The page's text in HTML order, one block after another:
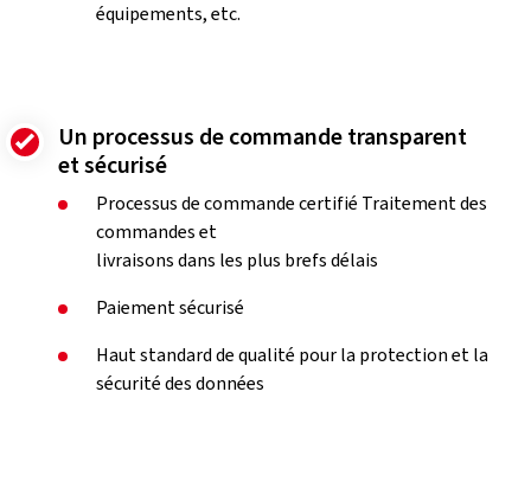
équipements, etc.
Un processus de commande transparent
et sécurisé
Processus de commande certifié Traitement des
commandes et
livraisons dans les plus brefs délais
Paiement sécurisé
Haut standard de qualité pour la protection et la
sécurité des données